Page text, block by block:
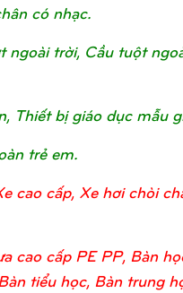
có nhạc.
ngoài trời, Cầu tuột
Thiết bị giáo dục mẫu
trẻ em.
cao cấp, Xe hơi chòi
cao cấp PE PP, Bàn
tiểu học, Bàn trung